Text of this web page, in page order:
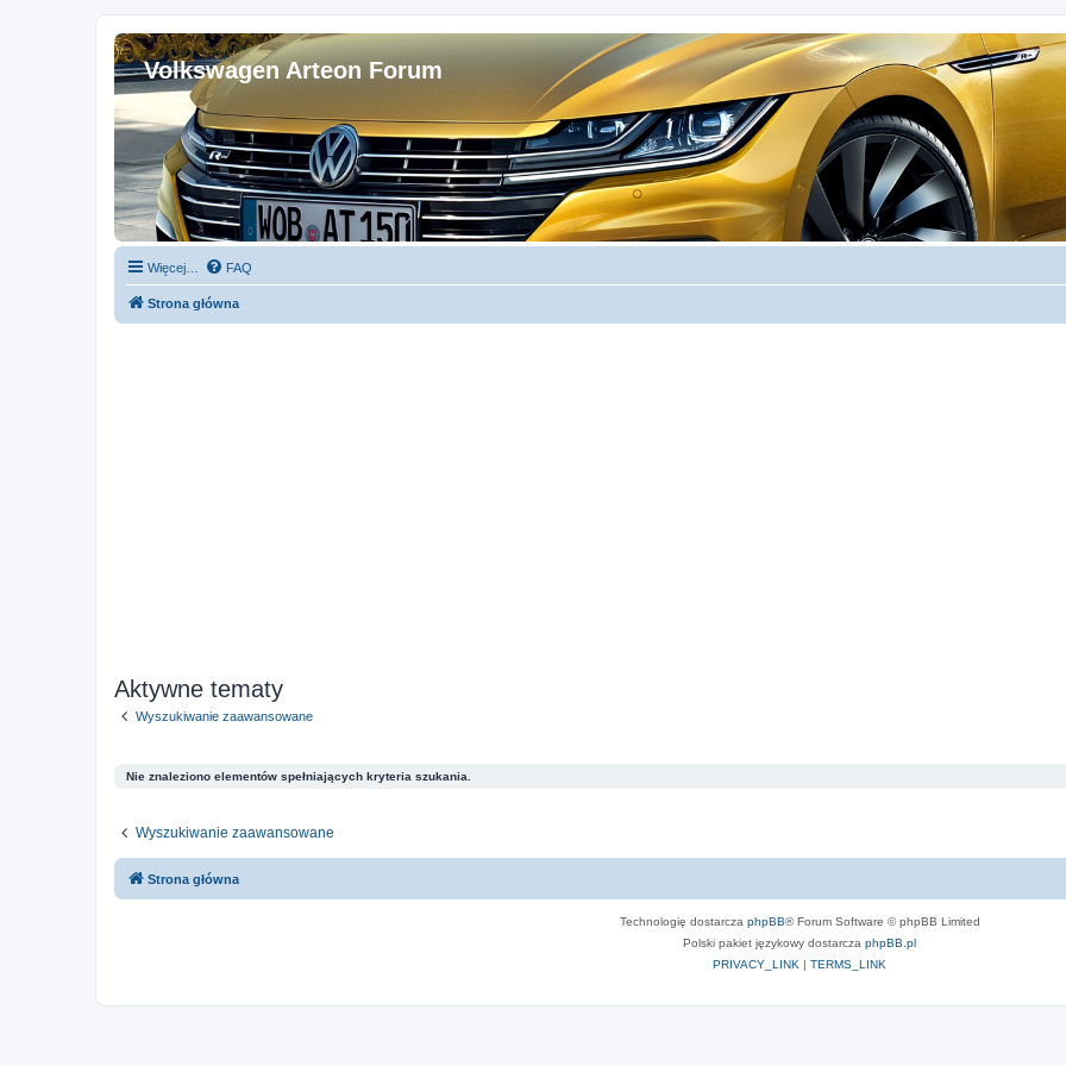
Volkswagen Arteon Forum
Więcej… FAQ
Strona główna
Aktywne tematy
Wyszukiwanie zaawansowane
Nie znaleziono elementów spełniających kryteria szukania.
Wyszukiwanie zaawansowane
Strona główna
Technologię dostarcza phpBB® Forum Software © phpBB Limited
Polski pakiet językowy dostarcza phpBB.pl
PRIVACY_LINK | TERMS_LINK